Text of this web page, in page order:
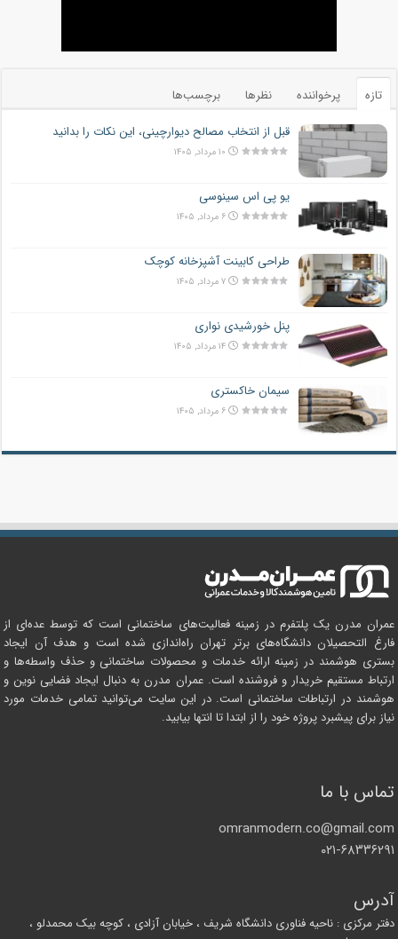
تازه پرخواننده نظرها
برچسب‌ها
قبل از انتخاب مصالح دیوارچینی، این نکات را بدانید
۱۰ مرداد, ۱۴۰۵
یو پی اس سینوسی
۶ مرداد, ۱۴۰۵
طراحی کابینت آشپزخانه کوچک
۷ مرداد, ۱۴۰۵
پنل خورشیدی نواری
۱۴ مرداد, ۱۴۰۵
سیمان خاکستری
۶ مرداد, ۱۴۰۵
عمران مدرن یک پلتفرم در زمینه فعالیت‌های ساختمانی است که توسط عده‌ای از
فارغ التحصیلان دانشگاه‌های برتر تهران راه‌اندازی شده است و هدف آن ایجاد
بستری هوشمند در زمینه ارائه خدمات و محصولات ساختمانی و حذف واسطه‌ها و
ارتباط مستقیم خریدار و فروشنده است. عمران مدرن به دنبال ایجاد فضایی نوین و
هوشمند در ارتباطات ساختمانی است. در این سایت می‌توانید تمامی خدمات مورد
نیاز برای پیشبرد پروژه خود را از ابتدا تا انتها بیابید.
تماس با ما
omranmodern.co@gmail.com
۰۲۱-۶۸۳۳۶۲۹۱
آدرس
دفتر مرکزی : ناحیه فناوری دانشگاه شریف ، خیابان آزادی ، کوچه بیک محمدلو ،